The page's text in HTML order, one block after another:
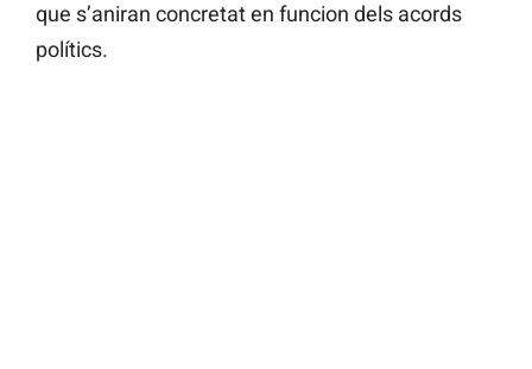
que s’aniran concretat en funcion dels acords
polítics.